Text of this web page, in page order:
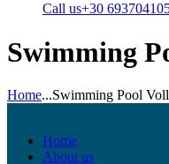
Call us+30
Swimming
Home...Swimming Pool
Home
About us